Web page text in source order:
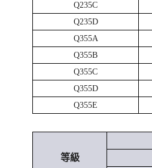
Q235C
Q235D
Q355A
Q355B
Q355C
Q355D
Q355E
等級